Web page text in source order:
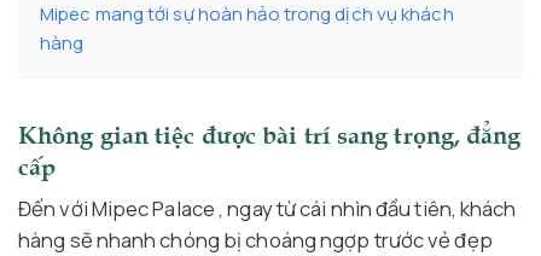
Mipec mang tới sự hoàn hảo trong dịch vụ khách
hàng
Không gian tiệc được bài trí sang trọng, đẳng
cấp
Đến với Mipec Palace , ngay từ cái nhìn đầu tiên, khách
hàng sẽ nhanh chóng bị choáng ngợp trước vẻ đẹp